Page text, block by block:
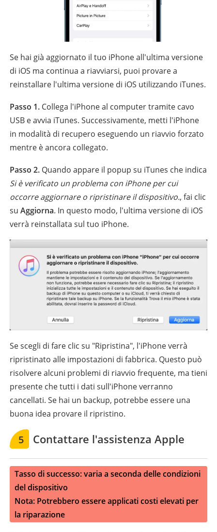
Se hai già aggiornato il tuo iPhone all'ultima versione
di iOS ma continua a riavviarsi, puoi provare a
reinstallare l'ultima versione di iOS utilizzando iTunes.
Passo 1. Collega l'iPhone al computer tramite cavo
USB e avvia iTunes. Successivamente, metti l'iPhone
in modalità di recupero eseguendo un riavvio forzato
mentre è ancora collegato.
Passo 2. Quando appare il popup su iTunes che indica
Si è verificato un problema con iPhone per cui
occorre aggiornare o ripristinare il dispositivo., fai clic
su Aggiorna. In questo modo, l'ultima versione di iOS
verrà reinstallata sul tuo iPhone.
Se scegli di fare clic su "Ripristina", l'iPhone verrà
ripristinato alle impostazioni di fabbrica. Questo può
risolvere alcuni problemi di riavvio frequente, ma tieni
presente che tutti i dati sull'iPhone verranno
cancellati. Se hai un backup, potrebbe essere una
buona idea provare il ripristino.
5 Contattare l'assistenza Apple
Tasso di successo: varia a seconda delle condizioni
del dispositivo
Nota: Potrebbero essere applicati costi elevati per
la riparazione